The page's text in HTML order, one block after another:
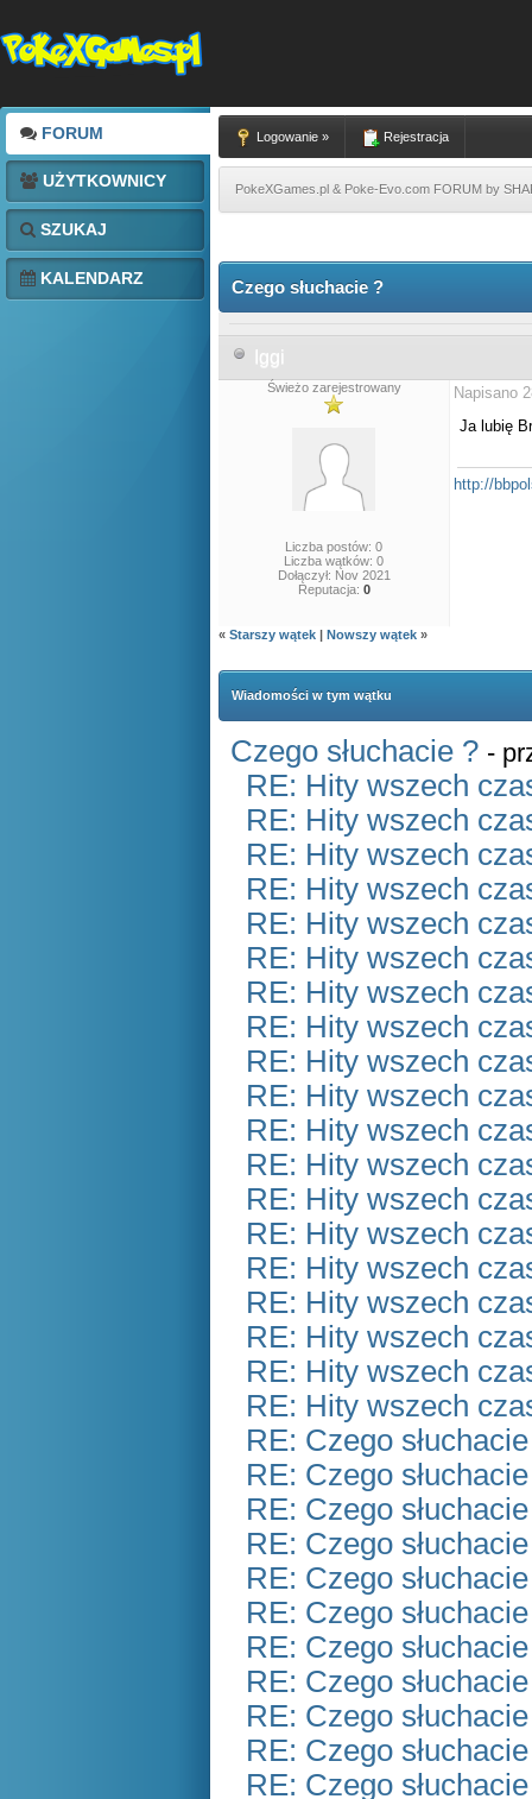
FORUM
UŻYTKOWNICY
SZUKAJ
KALENDARZ
Logowanie » Rejestracja
PokeXGames.pl & Poke-Evo.com FORUM by
Czego słuchacie ?
Iggi
Świeżo zarejestrowany
Liczba postów: 0
Liczba wątków: 0
Dołączył: Nov 2021
Reputacja: 0
Napisano
Ja lubię
http://
« Starszy wątek | Nowszy wątek »
Wiadomości w tym wątku
Czego słuchacie ? -
RE: Hity wszech
RE: Hity wszech
RE: Hity wszech
RE: Hity wszech
RE: Hity wszech
RE: Hity wszech
RE: Hity wszech
RE: Hity wszech
RE: Hity wszech
RE: Hity wszech
RE: Hity wszech
RE: Hity wszech
RE: Hity wszech
RE: Hity wszech
RE: Hity wszech
RE: Hity wszech
RE: Hity wszech
RE: Hity wszech
RE: Hity wszech
RE: Czego
RE: Czego
RE: Czego
RE: Czego
RE: Czego
RE: Czego
RE: Czego
RE: Czego
RE: Czego
RE: Czego
RE: Czego